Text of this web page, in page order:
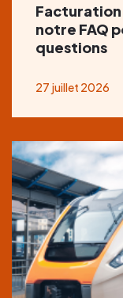
notre FAQ
questions
27 juillet 2026